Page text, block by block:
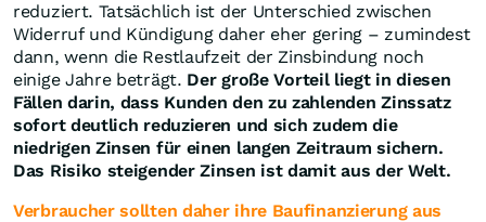
reduziert. Tatsächlich ist der Unterschied zwischen
Widerruf und Kündigung daher eher gering – zumindest
dann, wenn die Restlaufzeit der Zinsbindung noch
einige Jahre beträgt. Der große Vorteil liegt in diesen
Fällen darin, dass Kunden den zu zahlenden Zinssatz
sofort deutlich reduzieren und sich zudem die
niedrigen Zinsen für einen langen Zeitraum sichern.
Das Risiko steigender Zinsen ist damit aus der Welt.
Verbraucher sollten daher ihre Baufinanzierung aus